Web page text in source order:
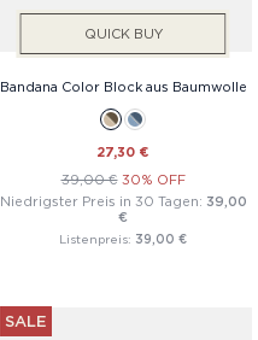
QUICK BUY
Bandana Color Block aus Baumwolle
27,30 €
39,00 € 30% OFF
Niedrigster Preis in 30 Tagen: 39,00
€
Listenpreis: 39,00 €
SALE